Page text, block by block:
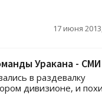
17 июня
Уракана - СМИ
в раздевалку
дивизионе, и